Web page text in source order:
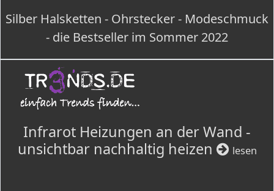
Silber Halsketten - Ohrstecker - Modeschmuck
- die Bestseller im Sommer 2022
Infrarot Heizungen an der Wand -
unsichtbar nachhaltig heizen
lesen